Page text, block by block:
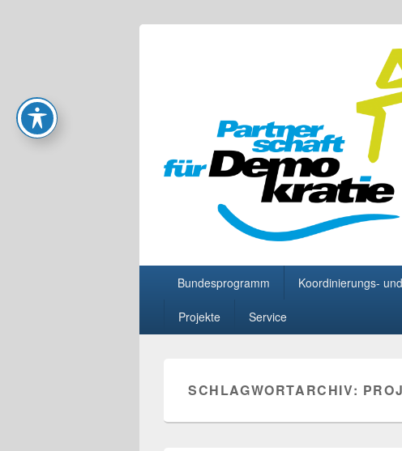
Partnerschaft
Bundesprogramm Koordinierungs-
Projekte Service
SCHLAGWORTARCHIV: